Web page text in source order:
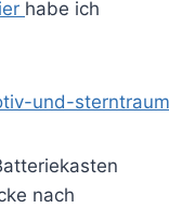
habe ich
nach